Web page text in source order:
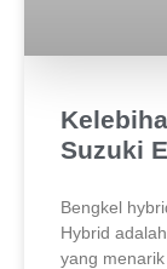
Suzuki
Bengkel
Hybrid
yang